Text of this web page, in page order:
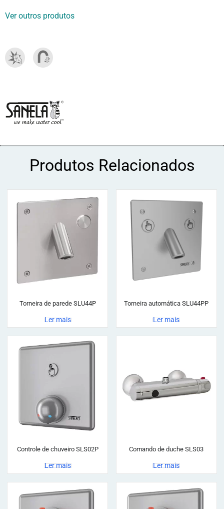
Ver outros produtos
Produtos Relacionados
Torneira de parede SLU44P
Ler mais
Torneira automática SLU44PP
Ler mais
Controle de chuveiro SLS02P
Ler mais
Comando de duche SLS03
Ler mais